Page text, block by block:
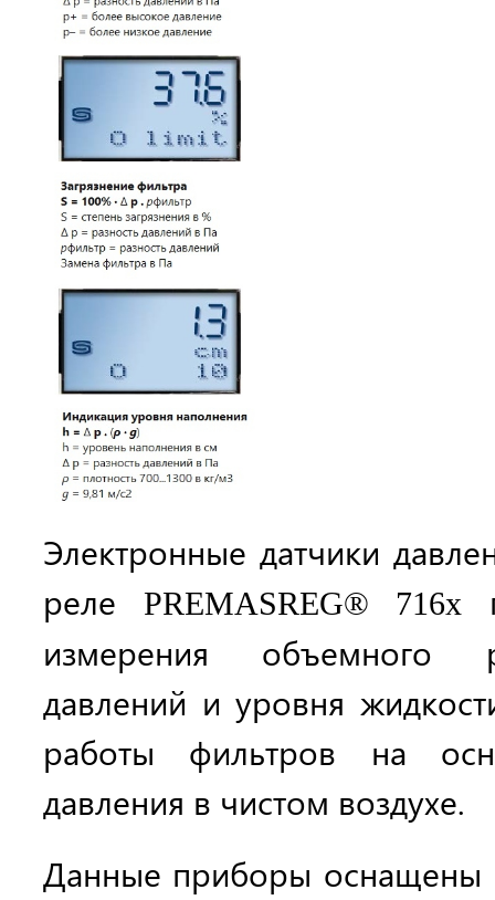
Электронные датчики
реле
PREMASREG® 716x
измерения объемного
давлений и уровня
работы фильтров на
давления в чистом воздухе.
Данные приборы оснащены